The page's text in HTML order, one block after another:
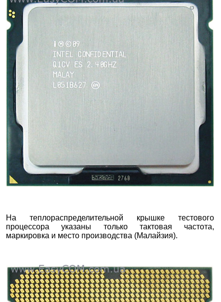
На теплораспределительной крышке тестового
процессора указаны только тактовая частота,
маркировка и место производства (Малайзия).